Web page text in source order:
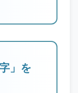
」を